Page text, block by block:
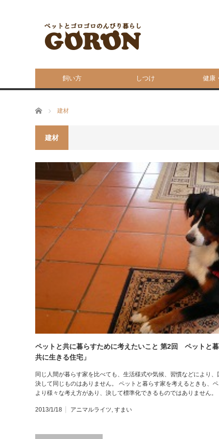
飼い方 しつけ 健康
ホーム 建材
建材
ペットと共に暮らすために考えたいこと 第2回 ペットと
共に生きる住宅」
同じ人間が暮らす家を比べても、生活様式や気候、習慣などにより
決して同じものはありません。 ペットと暮らす家を考えるときも、
より様々な考え方があり、決して標準化できるものではありません。
2013/1/18 アニマルライツ, すまい